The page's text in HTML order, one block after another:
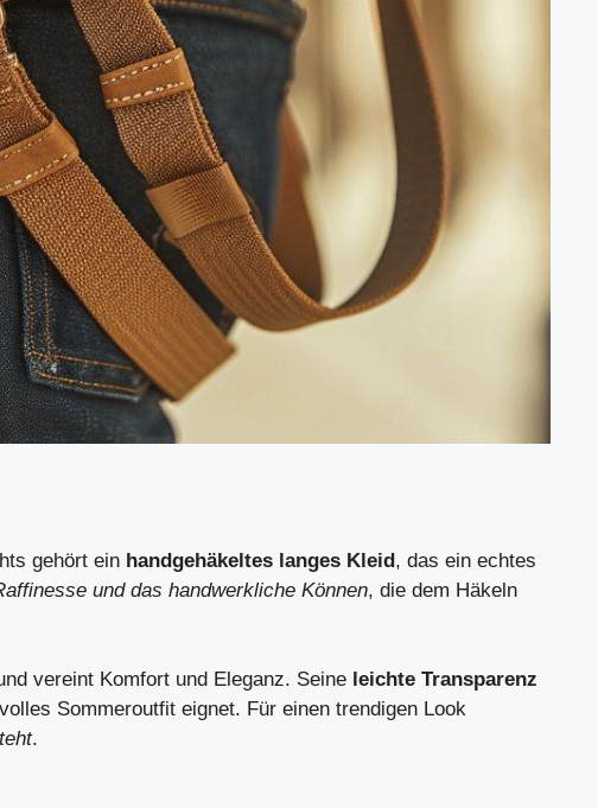
gehört ein handgehäkeltes langes Kleid, das ein echtes
und das handwerkliche Können, die dem Häkeln
vereint Komfort und Eleganz. Seine leichte Transparenz
Sommeroutfit eignet. Für einen trendigen Look
.